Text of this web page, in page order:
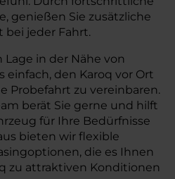
genießen Sie zusätzliche
bei jeder Fahrt.
in der Nähe von
einfach, den Karoq vor Ort
Probefahrt zu vereinbaren.
berät Sie gerne und hilft
für Ihre Bedürfnisse
bieten wir flexible
die es Ihnen
zu attraktiven Konditionen